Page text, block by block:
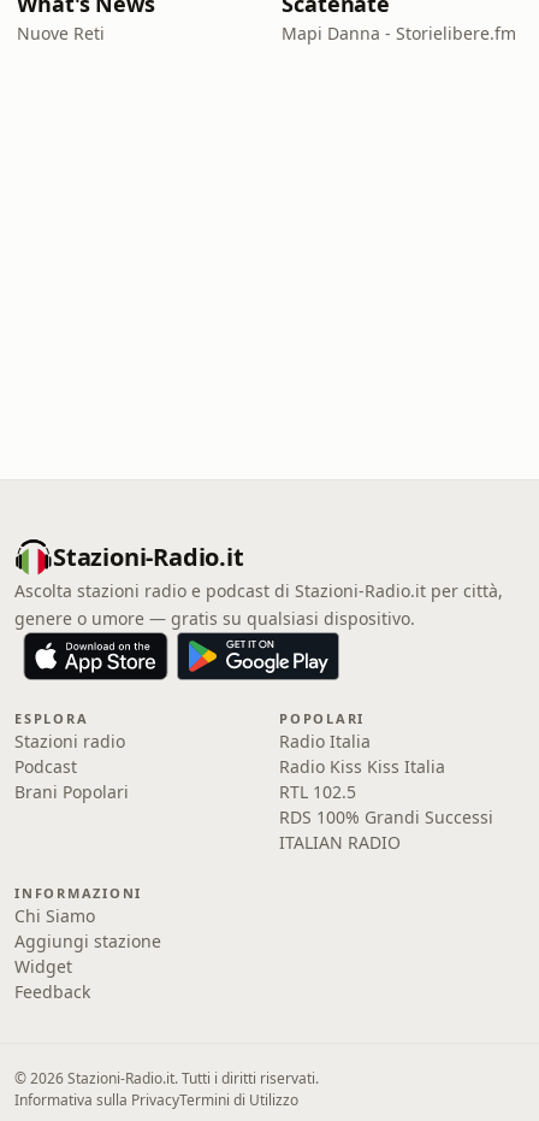
Nuove Reti Mapi Danna - Storielibere.fm
Stazioni-Radio.it
Ascolta stazioni radio e podcast di Stazioni-Radio.it per città,
genere o umore — gratis su qualsiasi dispositivo.
ESPLORA
Stazioni radio
Podcast
Brani Popolari
POPOLARI
Radio Italia
Radio Kiss Kiss Italia
RTL 102.5
RDS 100% Grandi Successi
ITALIAN RADIO
INFORMAZIONI
Chi Siamo
Aggiungi stazione
Widget
Feedback
© 2026 Stazioni-Radio.it. Tutti i diritti riservati.
Informativa sulla PrivacyTermini di Utilizzo